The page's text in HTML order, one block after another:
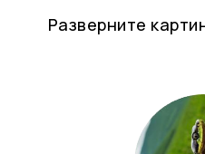
Разверните